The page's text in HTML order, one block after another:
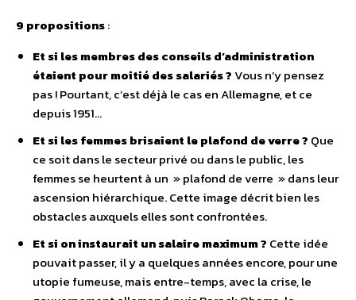
9 propositions:
Et si les membres des conseils d’administration
étaient pour moitié des salariés ?Vous n’y pensez
pas ! Pourtant, c’est déjà le cas en Allemagne, et ce
depuis 1951…
Et si les femmes brisaient le plafond de verre ? Que
ce soit dans le secteur privé ou dans le public, les
femmes se heurtent à un » plafond de verre » dans leur
ascension hiérarchique. Cette image décrit bien les
obstacles auxquels elles sont confrontées.
Et si on instaurait un salaire maximum ? Cette idée
pouvait passer, il y a quelques années encore, pour une
utopie fumeuse, mais entre-temps, avec la crise, le